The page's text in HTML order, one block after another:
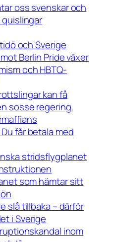
oss svenskar och
quislingar
och Sverige
Berlin Pride växer
och HBTQ-
kan få
sosse regering.
får betala med
stridsflygplanet
som hämtar sitt
slå tillbaka – därför
i Sverige
inom